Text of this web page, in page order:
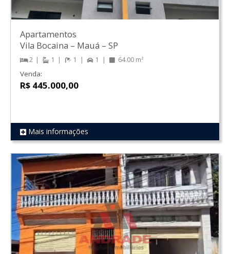
REF 637
Apartamentos
Vila Bocaina – Mauá – SP
2 1 1 1 64.00 m²
Venda:
R$ 445.000,00
Mais informações